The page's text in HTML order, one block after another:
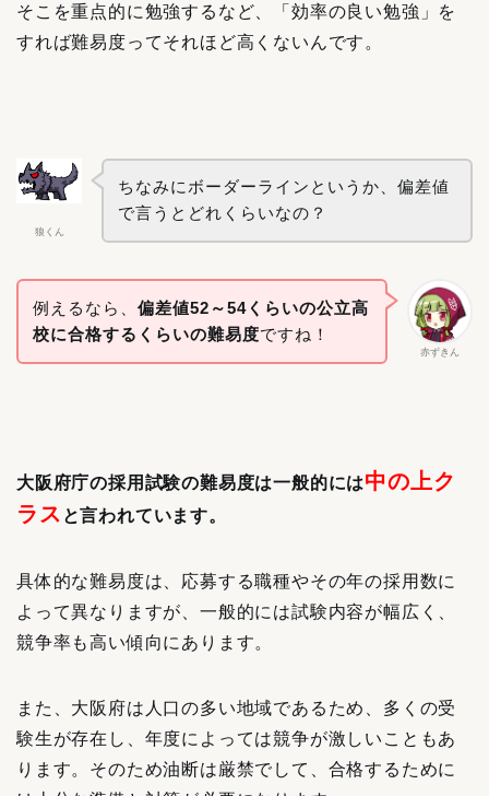
そこを重点的に勉強するなど、「効率の良い勉強」を
すれば難易度ってそれほど高くないんです。
狼くん
ちなみにボーダーラインというか、偏差値
で言うとどれくらいなの？
赤ずきん
例えるなら、 偏差値52～54くらいの公立高
校に合格するくらいの難易度ですね！
大阪府庁の採用試験の難易度は一般的には中の上ク
ラス と言われています。
具体的な難易度は、応募する職種やその年の採用数に
よって異なりますが、一般的には試験内容が幅広く、
競争率も高い傾向にあります。
また、大阪府は人口の多い地域であるため、多くの受
験生が存在し、年度によっては競争が激しいこともあ
ります。そのため油断は厳禁でして、合格するために